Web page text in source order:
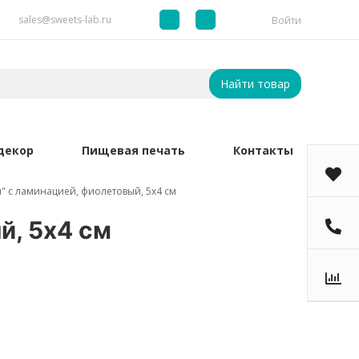
sales@sweets-lab.ru Войти
Найти товар
Пищевая печать Контакты
ламинацией, фиолетовый, 5х4 см
5х4 см